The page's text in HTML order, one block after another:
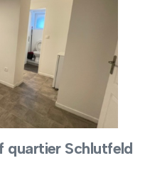
quartier Schlutfeld